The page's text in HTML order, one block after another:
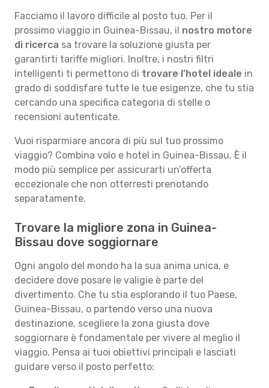
Facciamo il lavoro difficile al posto tuo. Per il
prossimo viaggio in Guinea-Bissau, il nostro motore
di ricerca sa trovare la soluzione giusta per
garantirti tariffe migliori. Inoltre, i nostri filtri
intelligenti ti permettono di trovare l’hotel ideale in
grado di soddisfare tutte le tue esigenze, che tu stia
cercando una specifica categoria di stelle o
recensioni autenticate.
Vuoi risparmiare ancora di più sul tuo prossimo
viaggio? Combina volo e hotel in Guinea-Bissau. È il
modo più semplice per assicurarti un’offerta
eccezionale che non otterresti prenotando
separatamente.
Trovare la migliore zona in Guinea-
Bissau dove soggiornare
Ogni angolo del mondo ha la sua anima unica, e
decidere dove posare le valigie è parte del
divertimento. Che tu stia esplorando il tuo Paese,
Guinea-Bissau, o partendo verso una nuova
destinazione, scegliere la zona giusta dove
soggiornare è fondamentale per vivere al meglio il
viaggio. Pensa ai tuoi obiettivi principali e lasciati
guidare verso il posto perfetto: